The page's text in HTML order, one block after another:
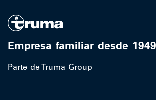
Empresa familiar desde 1949
Parte de Truma Group